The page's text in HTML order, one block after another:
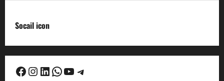
Socail icon
Facebook
Instagram
LinkedIn
WhatsApp
YouTube
Telegram